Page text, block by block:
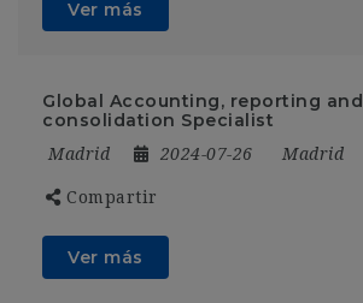
Ver más
Global Accounting, reporting and
consolidation Specialist
Madrid 2024-07-26 Madrid
Compartir
Ver más